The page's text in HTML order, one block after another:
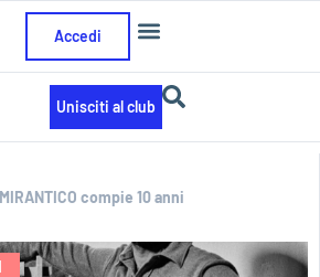
Accedi
Unisciti al club
MIRANTICO compie 10 anni